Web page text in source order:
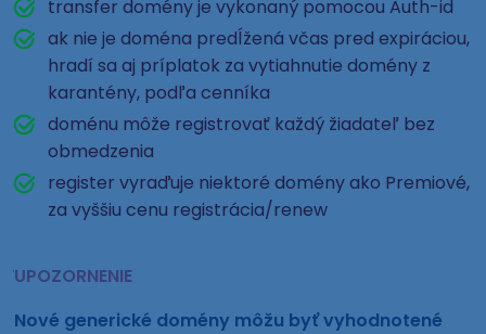
transfer domény je vykonaný pomocou Auth-id
ak nie je doména predĺžená včas pred expiráciou,
hradí sa aj príplatok za vytiahnutie domény z
karantény, podľa cenníka
doménu môže registrovať každý žiadateľ bez
obmedzenia
register vyraďuje niektoré domény ako Premiové,
za vyššiu cenu registrácia/renew
UPOZORNENIE
Nové generické domény môžu byť vyhodnotené